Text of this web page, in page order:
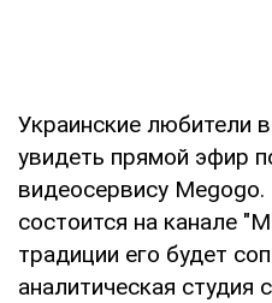
Украинские любители
увидеть прямой эфир
видеосервису
состоится на канале
традиции его будет
аналитическая студия